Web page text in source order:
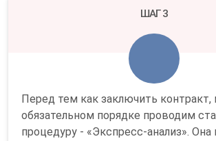
ШАГ 3
Перед тем как заключить
обязательном порядке проводим
процедуру - «Экспресс-анализ». Она